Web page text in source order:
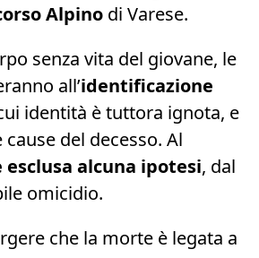
Alpino di Varese.
senza vita del giovane, le
all’identificazione
identità è tuttora ignota, e
del decesso. Al
esclusa alcuna ipotesi, dal
omicidio.
che la morte è legata a